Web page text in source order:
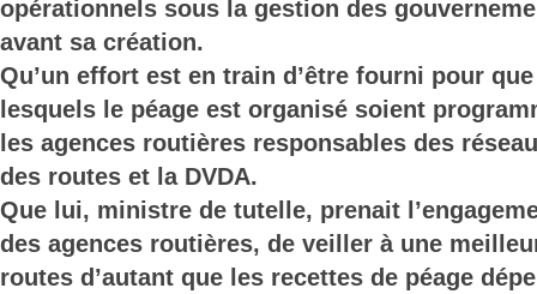
opérationnels sous la gestion des
avant sa création.
Qu’un effort est en train d’être fourni pour
lesquels le péage est organisé soient
les agences routières responsables des
des routes et la DVDA.
Que lui, ministre de tutelle, prenait
des agences routières, de veiller à une
routes d’autant que les recettes de péage